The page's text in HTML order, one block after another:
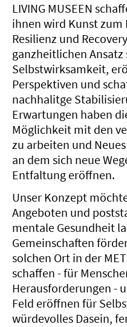
LIVING MUSEEN
ihnen wird Kunst
Resilienz und
ganzheitlichen
Selbstwirksamkeit,
Perspektiven und
nachhalitge
Erwartungen haben
Möglichkeit mit den
zu arbeiten und
an dem sich neue
Entfaltung eröffnen.
Unser Konzept
Angeboten und
mentale Gesundheit
Gemeinschaften
solchen Ort in der
schaffen - für
Herausforderungen -
Feld eröffnen für
würdevolles Dasein,